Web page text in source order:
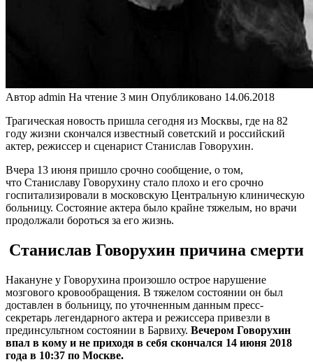
Автор admin На чтение 3 мин Опубликовано 14.06.2018
Трагическая новость пришла сегодня из Москвы, где на 82
году жизни скончался известный советский и российский
актер, режиссер и сценарист Станислав Говорухин.
Вчера 13 июня пришло срочно сообщение, о том,
что Станиславу Говорухину стало плохо и его срочно
госпитализировали в московскую Центральную клиническую
больницу. Состояние актера было крайне тяжелым, но врачи
продолжали бороться за его жизнь.
Станислав Говорухин причина смерти
Накануне у Говорухина произошло острое нарушение
мозгового кровообращения. В тяжелом состоянии он был
доставлен в больницу, по уточненным данным пресс-
секретарь легендарного актера и режиссера привезли в
прединсультном состоянии в Барвиху. Вечером Говорухин
впал в кому и не приходя в себя скончался 14 июня 2018
года в 10:37 по Москве.